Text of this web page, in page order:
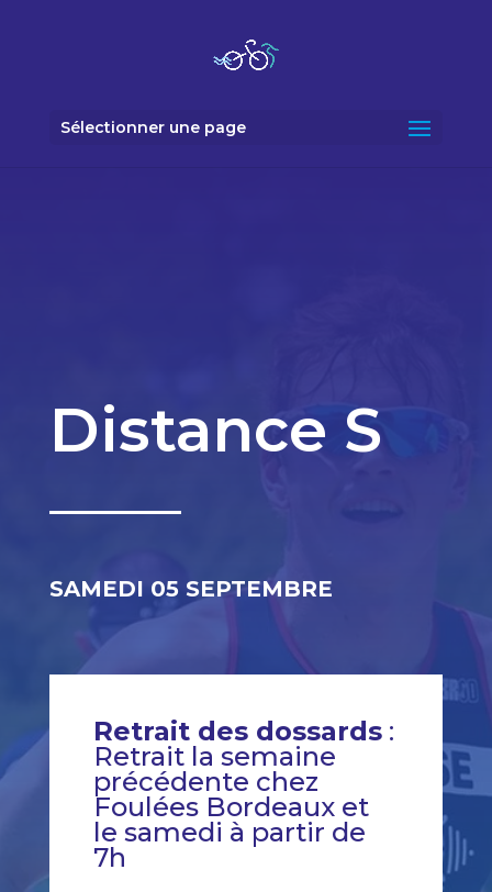
Sélectionner une page
Distance S
SAMEDI 05 SEPTEMBRE
Retrait des dossards:
Retrait la semaine
précédente chez
Foulées Bordeaux et
le samedi à partir de
7h